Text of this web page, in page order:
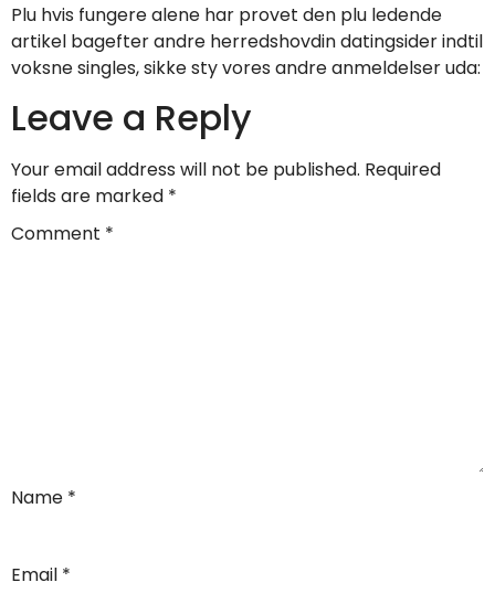
Plu hvis fungere alene har provet den plu ledende
artikel bagefter andre herredshovdin datingsider indtil
voksne singles, sikke sty vores andre anmeldelser uda:
Leave a Reply
Your email address will not be published. Required
fields are marked *
Comment *
Name *
Email *